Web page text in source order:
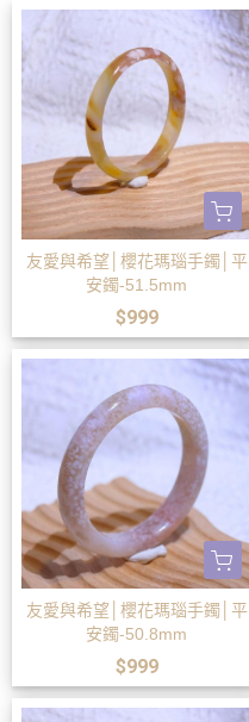
友愛與希望│櫻花瑪瑙手鐲│平
安鐲-51.5mm
$999
友愛與希望│櫻花瑪瑙手鐲│平
安鐲-50.8mm
$999